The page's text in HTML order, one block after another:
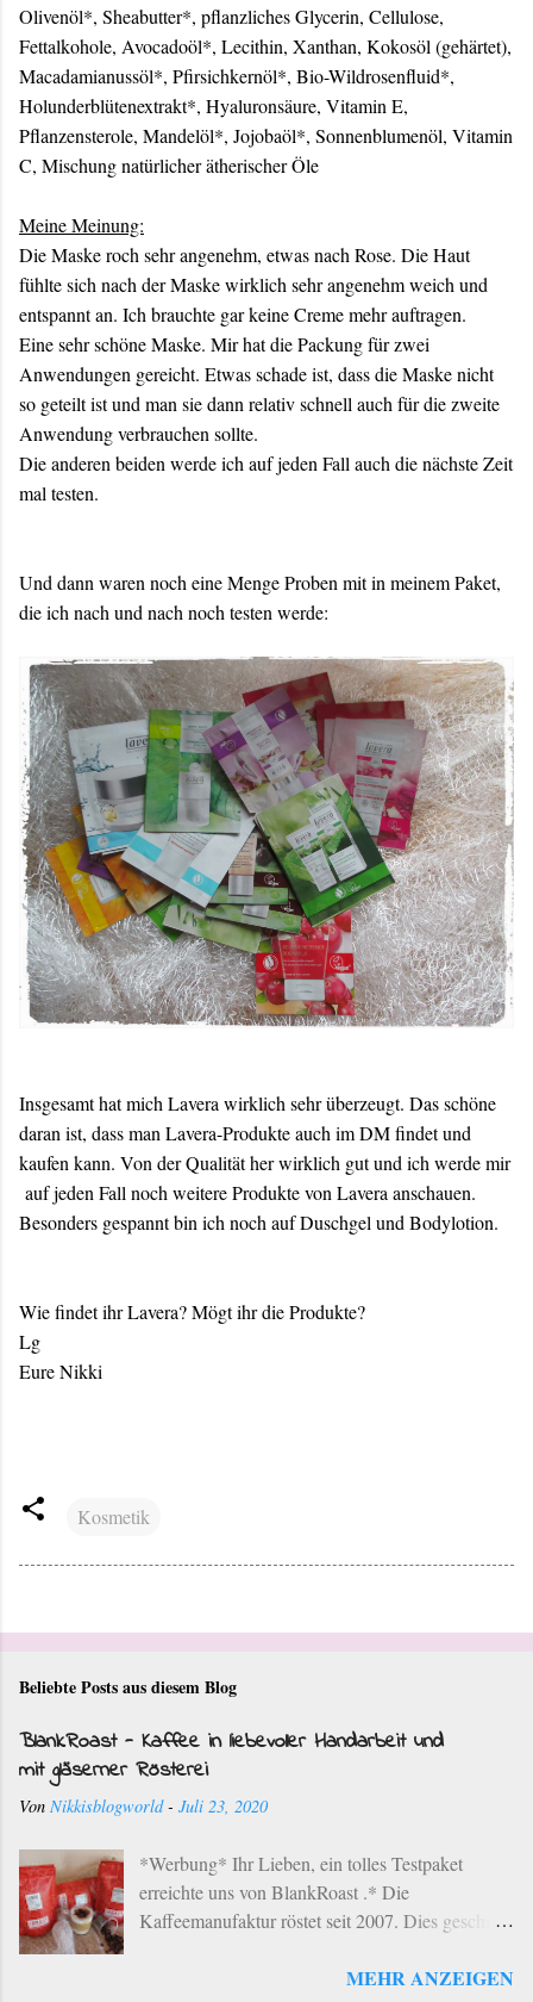
Olivenöl*, Sheabutter*, pflanzliches Glycerin, Cellulose,
Fettalkohole, Avocadoöl*, Lecithin, Xanthan, Kokosöl (gehärtet),
Macadamianussöl*, Pfirsichkernöl*, Bio-Wildrosenfluid*,
Holunderblütenextrakt*, Hyaluronsäure, Vitamin E,
Pflanzensterole, Mandelöl*, Jojobaöl*, Sonnenblumenöl, Vitamin
C, Mischung natürlicher ätherischer Öle
Meine Meinung:
Die Maske roch sehr angenehm, etwas nach Rose. Die Haut
fühlte sich nach der Maske wirklich sehr angenehm weich und
entspannt an. Ich brauchte gar keine Creme mehr auftragen.
Eine sehr schöne Maske. Mir hat die Packung für zwei
Anwendungen gereicht. Etwas schade ist, dass die Maske nicht
so geteilt ist und man sie dann relativ schnell auch für die zweite
Anwendung verbrauchen sollte.
Die anderen beiden werde ich auf jeden Fall auch die nächste Zeit
mal testen.
Und dann waren noch eine Menge Proben mit in meinem Paket,
die ich nach und nach noch testen werde:
Insgesamt hat mich Lavera wirklich sehr überzeugt. Das schöne
daran ist, dass man Lavera-Produkte auch im DM findet und
kaufen kann. Von der Qualität her wirklich gut und ich werde mir
auf jeden Fall noch weitere Produkte von Lavera anschauen.
Besonders gespannt bin ich noch auf Duschgel und Bodylotion.
Wie findet ihr Lavera? Mögt ihr die Produkte?
Lg
Eure Nikki
Kosmetik
Beliebte Posts aus diesem Blog
BlankRoast - Kaffee in liebevoller Handarbeit und
mit gläserner Rösterei
Von Nikkisblogworld - Juli 23, 2020
*Werbung* Ihr Lieben, ein tolles Testpaket
erreichte uns von BlankRoast .* Die
Kaffeemanufaktur röstet seit 2007. Dies geschieht
Provenienzen der besten Anbaugebiete der Erde
MEHR ANZEIGEN